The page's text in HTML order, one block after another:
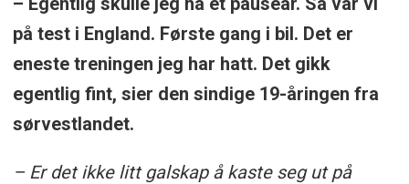
på test i England. Første gang i bil. Det er
eneste treningen jeg har hatt. Det gikk
egentlig fint, sier den sindige 19-åringen fra
sørvestlandet.
– Er det ikke litt galskap å kaste seg ut på